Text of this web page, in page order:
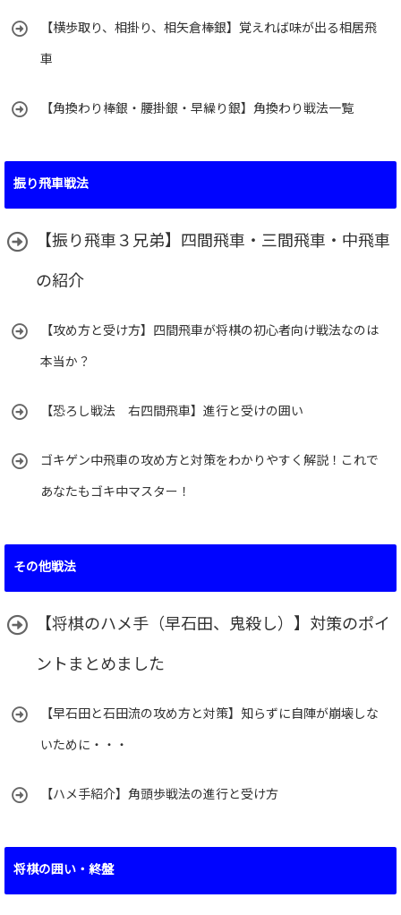
【横歩取り、相掛り、相矢倉棒銀】覚えれば味が出る相居飛
車
【角換わり棒銀・腰掛銀・早繰り銀】角換わり戦法一覧
振り飛車戦法
【振り飛車３兄弟】四間飛車・三間飛車・中飛車
の紹介
【攻め方と受け方】四間飛車が将棋の初心者向け戦法なのは
本当か？
【恐ろし戦法 右四間飛車】進行と受けの囲い
ゴキゲン中飛車の攻め方と対策をわかりやすく解説！これで
あなたもゴキ中マスター！
その他戦法
【将棋のハメ手（早石田、鬼殺し）】対策のポイ
ントまとめました
【早石田と石田流の攻め方と対策】知らずに自陣が崩壊しな
いために・・・
【ハメ手紹介】角頭歩戦法の進行と受け方
将棋の囲い・終盤